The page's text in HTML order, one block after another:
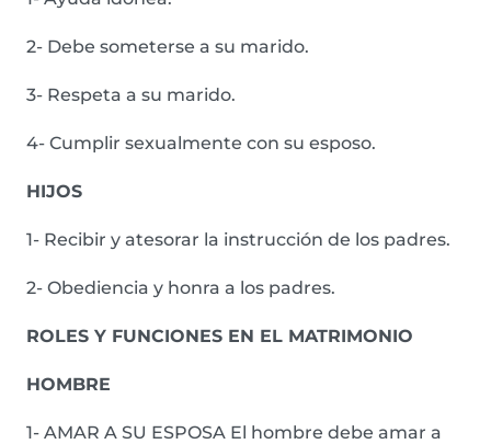
2- Debe someterse a su marido.
3- Respeta a su marido.
4- Cumplir sexualmente con su esposo.
HIJOS
1- Recibir y atesorar la instrucción de los padres.
2- Obediencia y honra a los padres.
ROLES Y FUNCIONES EN EL MATRIMONIO
HOMBRE
1- AMAR A SU ESPOSA El hombre debe amar a